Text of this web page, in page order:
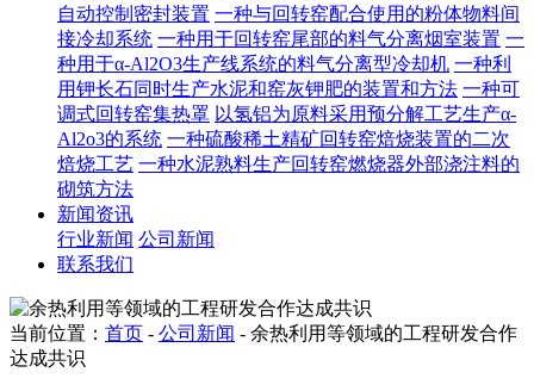
自动控制密封装置 一种与回转窑配合使用的粉体物料间
接冷却系统 一种用于回转窑尾部的料气分离烟室装置 一
种用于α-Al2O3生产线系统的料气分离型冷却机 一种利
用钾长石同时生产水泥和窑灰钾肥的装置和方法 一种可
调式回转窑集热罩 以氢铝为原料采用预分解工艺生产α-
Al2o3的系统 一种硫酸稀土精矿回转窑焙烧装置的二次
焙烧工艺 一种水泥熟料生产回转窑燃烧器外部浇注料的
砌筑方法
新闻资讯
行业新闻 公司新闻
联系我们
当前位置： 首页 - 公司新闻 - 余热利用等领域的工程研发合作
达成共识